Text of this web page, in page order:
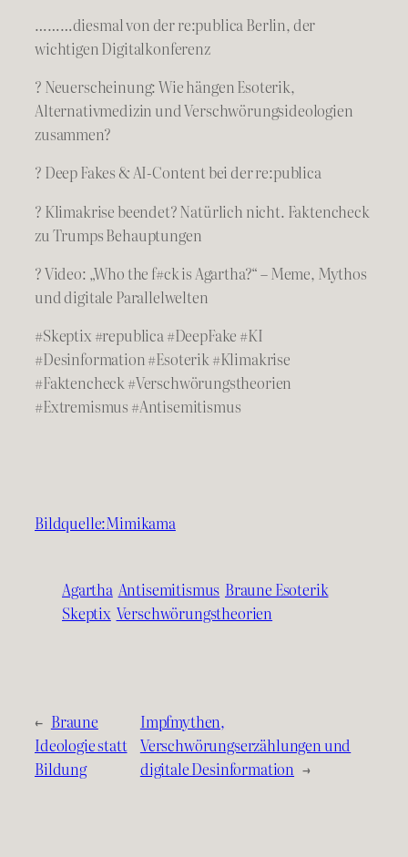
………diesmal von der re:publica Berlin, der
wichtigen Digitalkonferenz
? Neuerscheinung: Wie hängen Esoterik,
Alternativmedizin und Verschwörungsideologien
zusammen?
? Deep Fakes & AI-Content bei der re:publica
? Klimakrise beendet? Natürlich nicht. Faktencheck
zu Trumps Behauptungen
? Video: „Who the f#ck is Agartha?“ – Meme, Mythos
und digitale Parallelwelten
#Skeptix #republica #DeepFake #KI
#Desinformation #Esoterik #Klimakrise
#Faktencheck #Verschwörungstheorien
#Extremismus #Antisemitismus
Bildquelle:Mimikama
Agartha Antisemitismus Braune Esoterik
Skeptix Verschwörungstheorien
← Braune
Ideologie statt
Bildung
Impfmythen,
Verschwörungserzählungen und
digitale Desinformation →